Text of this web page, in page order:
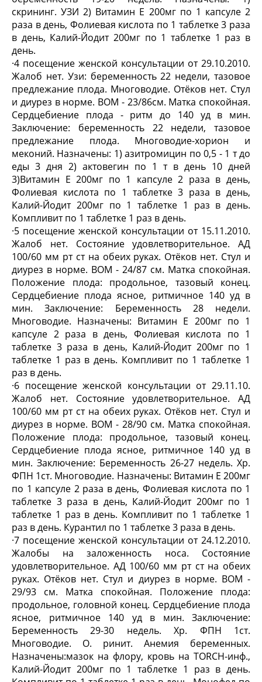
скрининг. УЗИ 2) Витамин Е 200мг по 1 капсуле 2
раза в день, Фолиевая кислота по 1 таблетке 3 раза
в день, Калий-Йодит 200мг по 1 таблетке 1 раз в
день.
·4 посещение женской консультации от 29.10.2010.
Жалоб нет. Узи: беременность 22 недели, тазовое
предлежание плода. Многоводие. Отёков нет. Стул
и диурез в норме. ВОМ - 23/86см. Матка спокойная.
Сердцебиение плода - ритм до 140 уд в мин.
Заключение: беременность 22 недели, тазовое
предлежание плода. Многоводие-хорион и
меконий. Назначены: 1) азитромицин по 0,5 - 1 т до
еды 3 дня 2) актовегин по 1 т в день 10 дней
3)Витамин Е 200мг по 1 капсуле 2 раза в день,
Фолиевая кислота по 1 таблетке 3 раза в день,
Калий-Йодит 200мг по 1 таблетке 1 раз в день.
Компливит по 1 таблетке 1 раз в день.
·5 посещение женской консультации от 15.11.2010.
Жалоб нет. Состояние удовлетворительное. АД
100/60 мм рт ст на обеих руках. Отёков нет. Стул и
диурез в норме. ВОМ - 24/87 см. Матка спокойная.
Положение плода: продольное, тазовый конец.
Сердцебиение плода ясное, ритмичное 140 уд в
мин. Заключение: Беременность 28 недели.
Многоводие. Назначены: Витамин Е 200мг по 1
капсуле 2 раза в день, Фолиевая кислота по 1
таблетке 3 раза в день, Калий-Йодит 200мг по 1
таблетке 1 раз в день. Компливит по 1 таблетке 1
раз в день.
·6 посещение женской консультации от 29.11.10.
Жалоб нет. Состояние удовлетворительное. АД
100/60 мм рт ст на обеих руках. Отёков нет. Стул и
диурез в норме. ВОМ - 28/90 см. Матка спокойная.
Положение плода: продольное, тазовый конец.
Сердцебиение плода ясное, ритмичное 140 уд в
мин. Заключение: Беременность 26-27 недель. Хр.
ФПН 1ст. Многоводие. Назначены: Витамин Е 200мг
по 1 капсуле 2 раза в день, Фолиевая кислота по 1
таблетке 3 раза в день, Калий-Йодит 200мг по 1
таблетке 1 раз в день. Компливит по 1 таблетке 1
раз в день. Курантил по 1 таблетке 3 раза в день.
·7 посещение женской консультации от 24.12.2010.
Жалобы на заложенность носа. Состояние
удовлетворительное. АД 100/60 мм рт ст на обеих
руках. Отёков нет. Стул и диурез в норме. ВОМ -
29/93 см. Матка спокойная. Положение плода:
продольное, головной конец. Сердцебиение плода
ясное, ритмичное 140 уд в мин. Заключение:
Беременность 29-30 недель. Хр. ФПН 1ст.
Многоводие. О. ринит. Анемия беременных.
Назначены:мазок на флору, кровь на TORCH-инф.,
Калий-Йодит 200мг по 1 таблетке 1 раз в день.